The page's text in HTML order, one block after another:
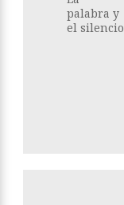
palabra y
el silencio